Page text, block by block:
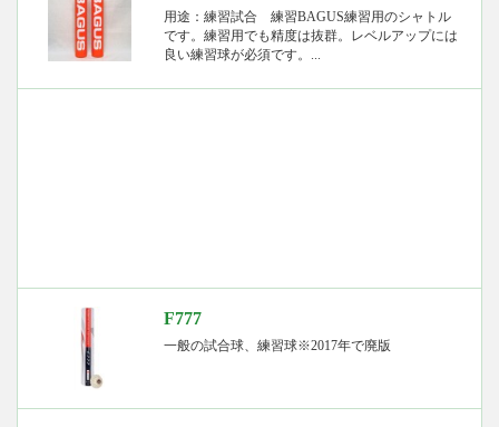
用途：練習試合 練習BAGUS練習用のシャトル
です。練習用でも精度は抜群。レベルアップには
良い練習球が必須です。...
F777
一般の試合球、練習球※2017年で廃版